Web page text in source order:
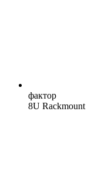
фактор
8U Rackmount